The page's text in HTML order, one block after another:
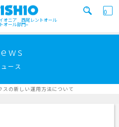
オニア 西尾レントオール
オール部門
0
ニュース/ブログ
ース
スの新しい運用方法について